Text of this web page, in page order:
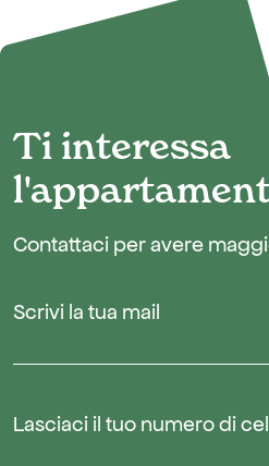
Ti interessa
Contattaci per avere
Scrivi la tua mail
Lasciaci il tuo numero di